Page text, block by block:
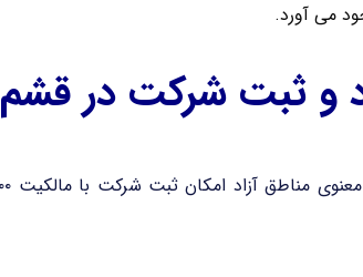
می آورد.
و ثبت شرکت در قشم